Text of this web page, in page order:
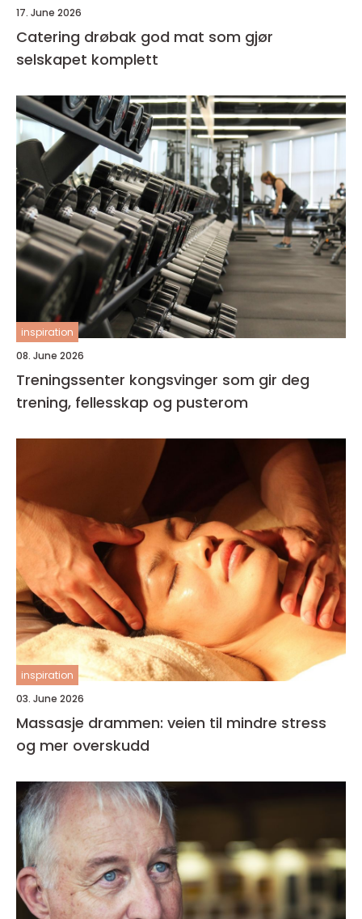
17. June 2026
Catering drøbak god mat som gjør
selskapet komplett
inspiration
08. June 2026
Treningssenter kongsvinger som gir deg
trening, fellesskap og pusterom
inspiration
03. June 2026
Massasje drammen: veien til mindre stress
og mer overskudd